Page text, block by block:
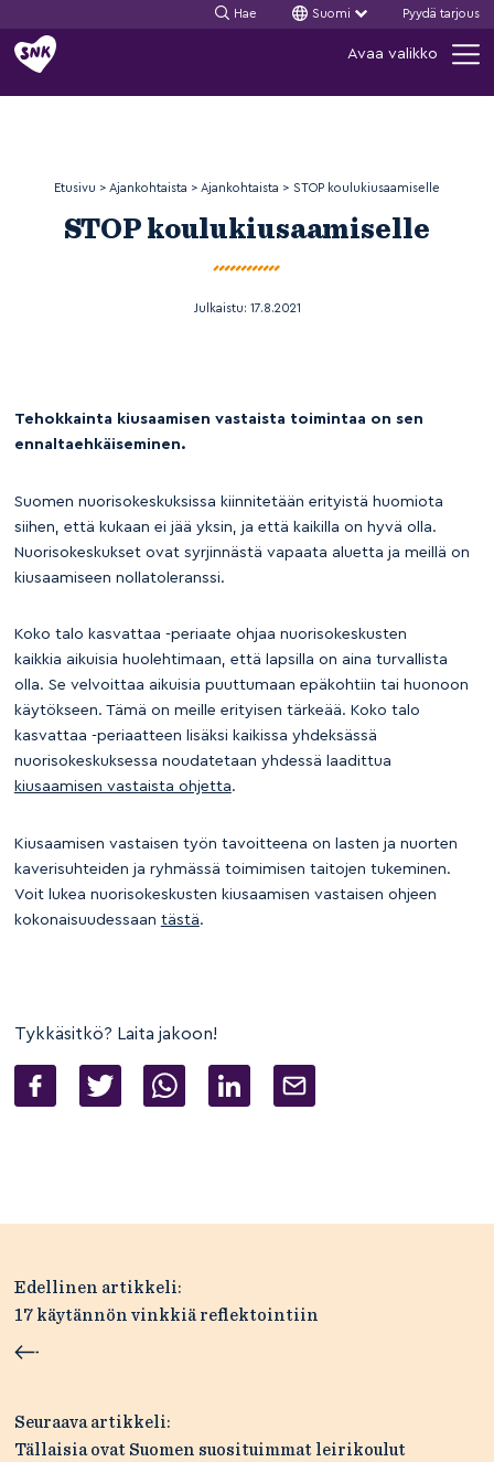
Siirry
sisältöön
Hae Suomi Pyydä tarjous
Avaa valikko
Etusivu > Ajankohtaista > Ajankohtaista > STOP koulukiusaamiselle
STOP koulukiusaamiselle
Julkaistu: 17.8.2021
Tehokkainta kiusaamisen vastaista toimintaa on sen
ennaltaehkäiseminen.
Suomen nuorisokeskuksissa kiinnitetään erityistä huomiota
siihen, että kukaan ei jää yksin, ja että kaikilla on hyvä olla.
Nuorisokeskukset ovat syrjinnästä vapaata aluetta ja meillä on
kiusaamiseen nollatoleranssi.
Koko talo kasvattaa -periaate ohjaa nuorisokeskusten
kaikkia aikuisia huolehtimaan, että lapsilla on aina turvallista
olla. Se velvoittaa aikuisia puuttumaan epäkohtiin tai huonoon
käytökseen. Tämä on meille erityisen tärkeää. Koko talo
kasvattaa -periaatteen lisäksi kaikissa yhdeksässä
nuorisokeskuksessa noudatetaan yhdessä laadittua
kiusaamisen vastaista ohjetta.
Kiusaamisen vastaisen työn tavoitteena on lasten ja nuorten
kaverisuhteiden ja ryhmässä toimimisen taitojen tukeminen.
Voit lukea nuorisokeskusten kiusaamisen vastaisen ohjeen
kokonaisuudessaan tästä.
Tykkäsitkö? Laita jakoon!
Artikkelien
selaus
Edellinen artikkeli:
17 käytännön vinkkiä reflektointiin
Seuraava artikkeli:
Tällaisia ovat Suomen suosituimmat leirikoulut